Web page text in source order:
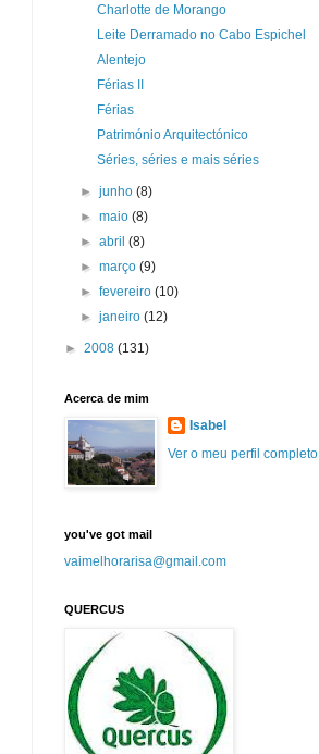
Charlotte de Morango
Leite Derramado no Cabo Espichel
Alentejo
Férias II
Férias
Património Arquitectónico
Séries, séries e mais séries
►junho(8)
►maio(8)
►abril(8)
►março(9)
►fevereiro(10)
►janeiro(12)
► 2008 (131)
Acerca de mim
Isabel
Ver o meu perfil completo
you've got mail
vaimelhorarisa@gmail.com
QUERCUS